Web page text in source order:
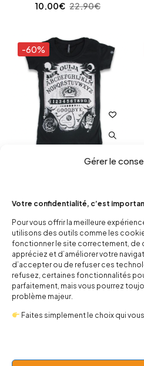
Gérer le
Votre confidentialité, c’est
Pour vous offrir la meilleure
utilisons des outils comme les
fonctionner le site correctement, de
appréciez et d’améliorer votre
d’accepter ou de refuser ces
refusez, certaines fonctionnalités
parfaitement, mais vous pourrez
problème majeur.
Faites simplement le choix qui
22,90€
10,00€
-60%
Tshirt Ouija II
-60%
49,90€
20,00€